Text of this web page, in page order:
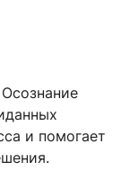
Осознание
и помогает